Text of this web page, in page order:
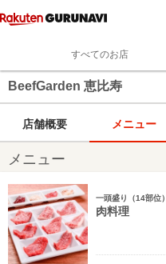
すべてのお店
BeefGarden 恵比寿
店舗概要 メニュー
メニュー
一頭盛り（14部位）
肉料理